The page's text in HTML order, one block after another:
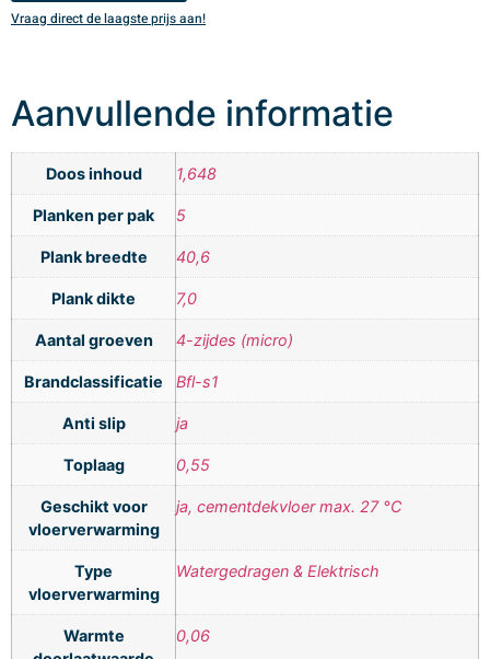
Vraag direct de laagste prijs aan!
Aanvullende informatie
Doos inhoud 1,648
Planken per pak 5
Plank breedte 40,6
Plank dikte 7,0
Aantal groeven 4-zijdes (micro)
Brandclassificatie Bfl-s1
Anti slip ja
Toplaag 0,55
Geschikt voor
vloerverwarming
ja, cementdekvloer max. 27 °C
Type
vloerverwarming
Watergedragen & Elektrisch
Warmte
0,06